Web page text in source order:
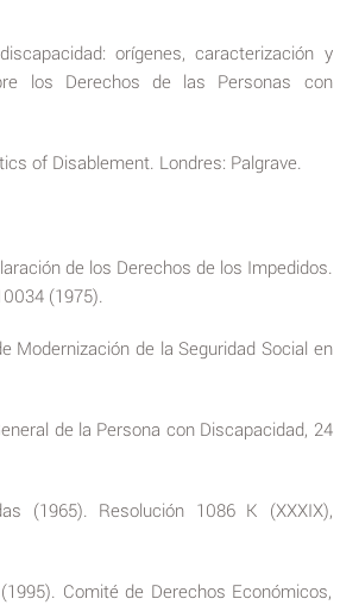
orígenes, caracterización y
los Derechos de las Personas con
of Disablement. Londres: Palgrave.
de los Derechos de los Impedidos.
(1975).
Modernización de la Seguridad Social en
de la Persona con Discapacidad, 24
(1965). Resolución 1086 K (XXXIX),
Comité de Derechos Económicos,